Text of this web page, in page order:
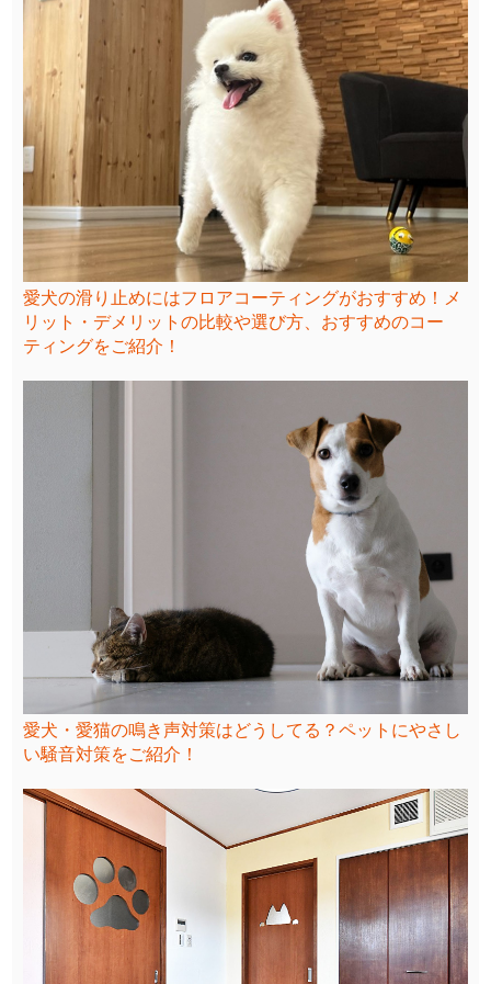
愛犬の滑り止めにはフロアコーティングがおすすめ！メ
リット・デメリットの比較や選び方、おすすめのコー
ティングをご紹介！
愛犬・愛猫の鳴き声対策はどうしてる？ペットにやさし
い騒音対策をご紹介！